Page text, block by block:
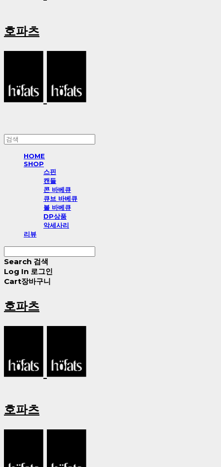
호파츠
HOME
SHOP
스핀
캔들
콘 바베큐
큐브 바베큐
볼 바베큐
DP상품
악세사리
리뷰
Search 검색
Log In 로그인
Cart장바구니
호파츠
호파츠